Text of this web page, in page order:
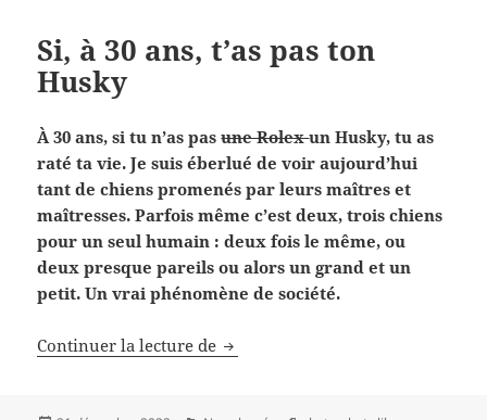
Si, à 30 ans, t’as pas ton
Husky
À 30 ans, si tu n’as pasune Rolexun Husky, tu as
raté ta vie. Je suis éberlué de voir aujourd’hui
tant de chiens promenés par leurs maîtres et
maîtresses. Parfois même c’est deux, trois chiens
pour un seul humain : deux fois le même, ou
deux presque pareils ou alors un grand et un
petit. Un vrai phénomène de société.
Continuer la lecture de Si, à 30 ans, t’as pas ton Husky